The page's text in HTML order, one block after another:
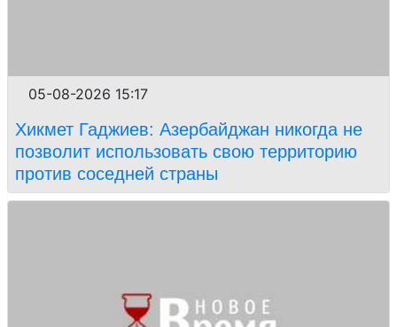
05-08-2026 15:17
Хикмет Гаджиев: Азербайджан никогда не
позволит использовать свою территорию
против соседней страны